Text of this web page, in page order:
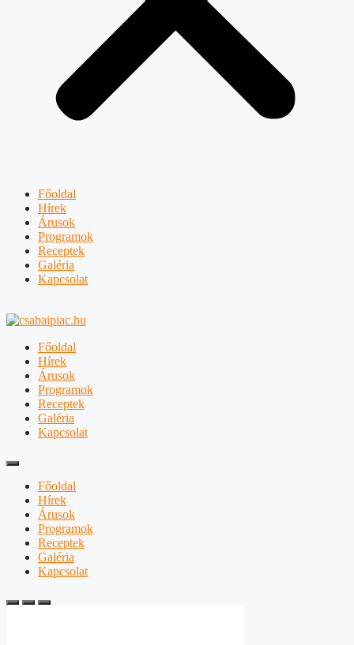
Főoldal
Hírek
Árusok
Programok
Receptek
Galéria
Kapcsolat
Főoldal
Hírek
Árusok
Programok
Receptek
Galéria
Kapcsolat
Főoldal
Hírek
Árusok
Programok
Receptek
Galéria
Kapcsolat